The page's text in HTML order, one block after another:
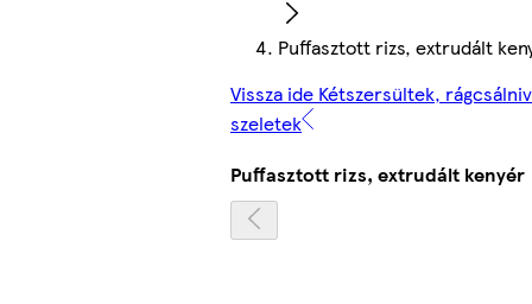
Puffasztott rizs, extrudált
Vissza ide Kétszersültek,
szeletek
Puffasztott rizs, extrudált kenyér